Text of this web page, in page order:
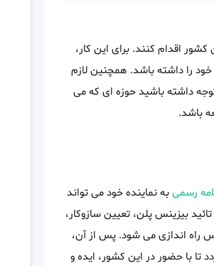
کشور اقدام کنند. برای این کار،
را داشته باشد. همچنین لازم
داشته باشید حوزه ای که می
باشد.
رسمیبه نماینده خود می تواند
بیزینس پلن، تعیین سازوکار،
راه اندازی می شود. پس از آن،
با حضور در این کشور، ایده و